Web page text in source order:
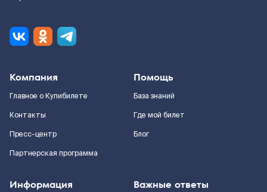
Компания
Главное о Купибилете
Контакты
Пресс-центр
Партнерская программа
Помощь
База знаний
Где мой билет
Блог
Информация Важные ответы